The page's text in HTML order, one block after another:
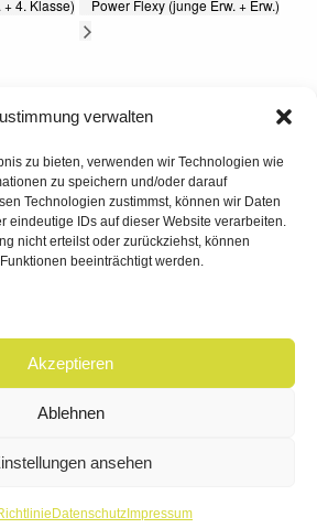
verwalten
zu bieten, verwenden wir Technologien wie
zu speichern und/oder darauf
Technologien zustimmst, können wir Daten
eindeutige IDs auf dieser Website verarbeiten.
nicht erteilst oder zurückziehst, können
beeinträchtigt werden.
Akzeptieren
Ablehnen
ansehen
Datenschutz Impressum
4. Klasse) Power Flexy (junge Erw. + Erw.)
© 2026 | TANZWERK
DATENSCHUTZ